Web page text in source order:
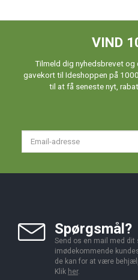
VIND
Tilmeld dig nyhedsbrevet og
gavekort til Ideshoppen på
til at få seneste nyt,
Spørgsmål?
Send os en mail med dit
imødekommende
de kan for at være
Klik her.